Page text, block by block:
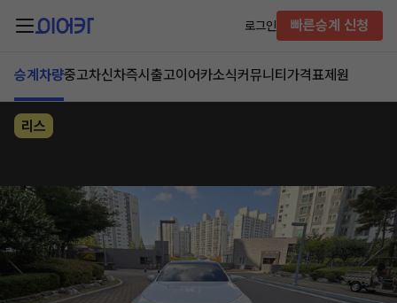
로그인 빠른승계 신청
승계차량중고차신차즉시출고이어카소식커뮤니티 가격표제원
리스